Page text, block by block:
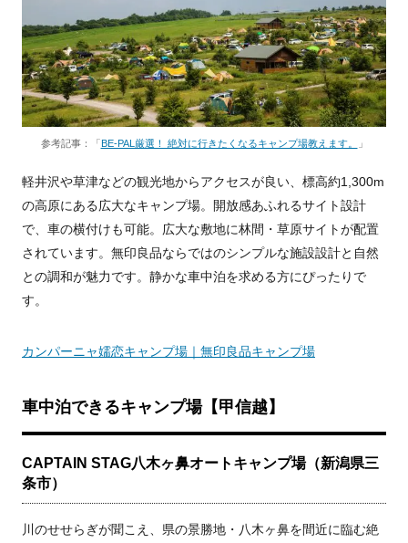
参考記事：「 BE-PAL厳選！ 絶対に行きたくなるキャンプ場教えます。 」
軽井沢や草津などの観光地からアクセスが良い、標高約1,300m
の高原にある広大なキャンプ場。開放感あふれるサイト設計
で、車の横付けも可能。広大な敷地に林間・草原サイトが配置
されています。無印良品ならではのシンプルな施設設計と自然
との調和が魅力です。静かな車中泊を求める方にぴったりで
す。
カンパーニャ嬬恋キャンプ場｜無印良品キャンプ場
車中泊できるキャンプ場【甲信越】
CAPTAIN STAG八木ヶ鼻オートキャンプ場（新潟県三
条市）
川のせせらぎが聞こえ、県の景勝地・八木ヶ鼻を間近に臨む絶